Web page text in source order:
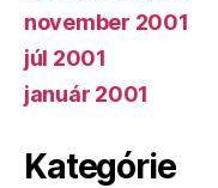
november 2001
júl 2001
január 2001
Kategórie